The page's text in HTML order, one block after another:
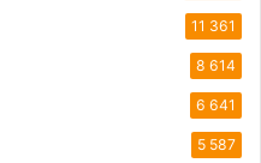
11 361
8 614
6 641
5 587